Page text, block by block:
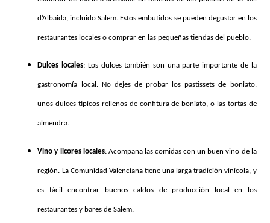
d’Albaida, incluido Salem. Estos embutidos se pueden degustar en los
restaurantes locales o comprar en las pequeñas tiendas del pueblo.
Dulces locales: Los dulces también son una parte importante de la
gastronomía local. No dejes de probar los pastissets de boniato,
unos dulces típicos rellenos de confitura de boniato, o las tortas de
almendra.
Vino y licores locales: Acompaña las comidas con un buen vino de la
región. La Comunidad Valenciana tiene una larga tradición vinícola, y
es fácil encontrar buenos caldos de producción local en los
restaurantes y bares de Salem.